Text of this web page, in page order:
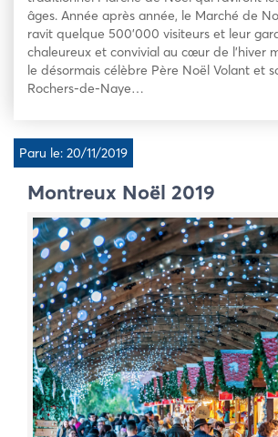
âges. Année après année, le Marché de
ravit quelque 500’000 visiteurs et leur
chaleureux et convivial au cœur de l’hiver
le désormais célèbre Père Noël Volant et
Rochers-de-Naye…
Paru le: 20/11/2019
Montreux Noël 2019